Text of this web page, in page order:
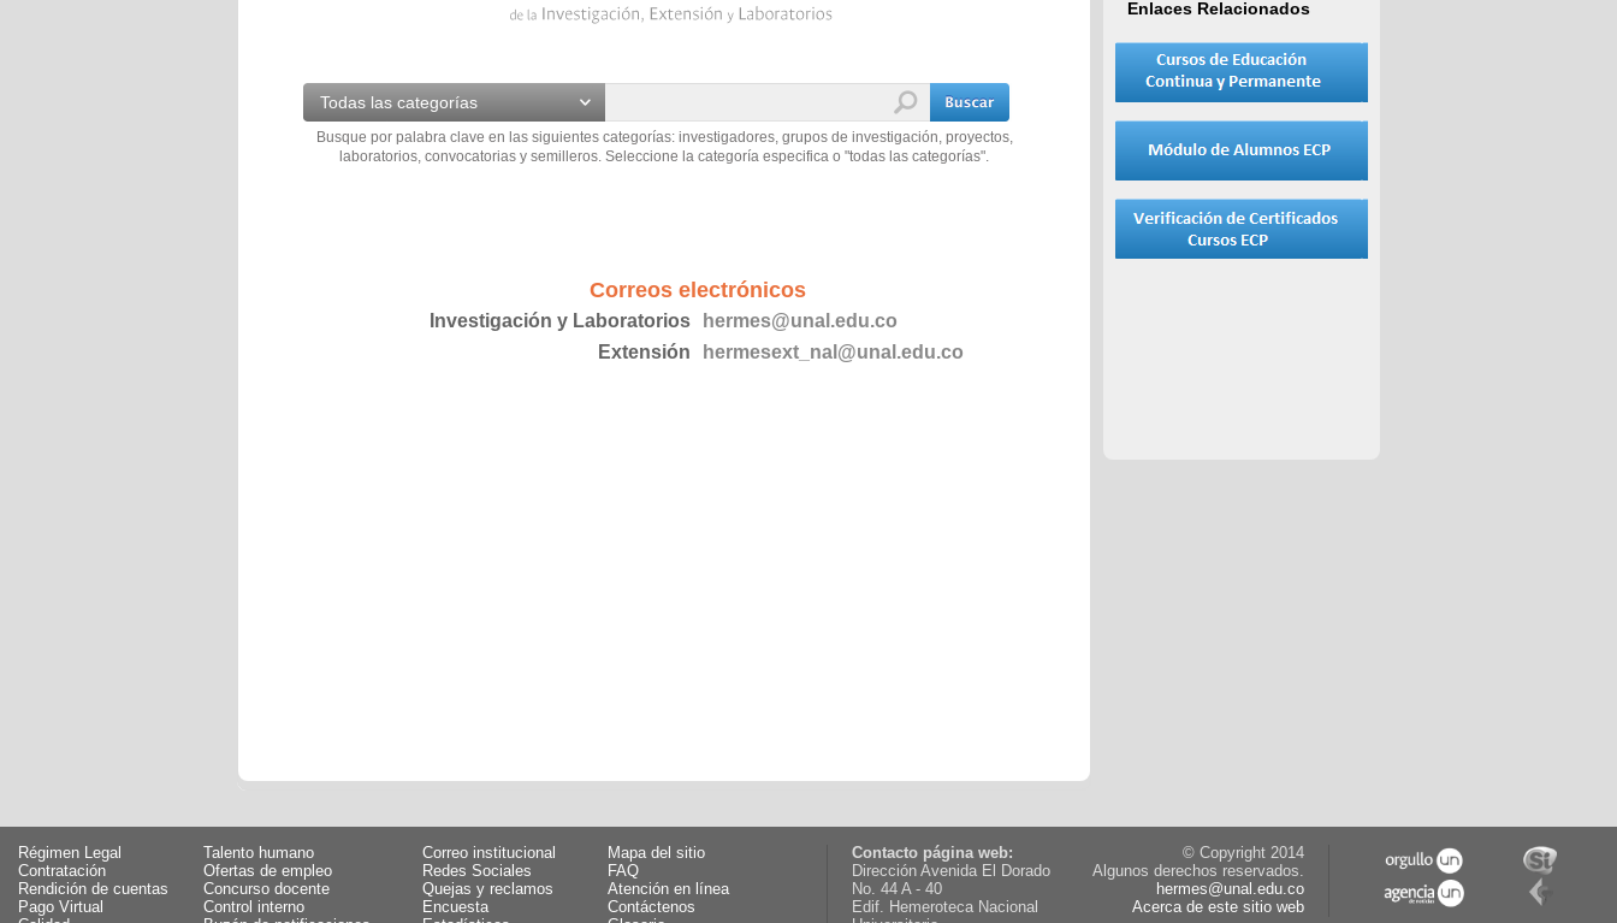
Todas las categorías
Busque por palabra clave en las siguientes categorías: investigadores, grupos de investigación, proyectos,
laboratorios, convocatorias y semilleros. Seleccione la categoría especifica o "todas las categorías".
Correos electrónicos
Investigación y Laboratorios
hermes@unal.edu.co
Extensión
hermesext_nal@unal.edu.co
Enlaces Relacionados
Régimen Legal
Talento humano
Contratación
Ofertas de empleo
Rendición de cuentas
Concurso docente
Pago Virtual
Control interno
Correo institucional
Mapa del sitio
Redes Sociales
FAQ
Quejas y reclamos
Atención en línea
Encuesta
Contáctenos
Contacto página web:
Dirección Avenida El Dorado
No. 44 A - 40
Edif. Hemeroteca Nacional
© Copyright 2014
Algunos derechos reservados.
hermes@unal.edu.co
Acerca de este sitio web